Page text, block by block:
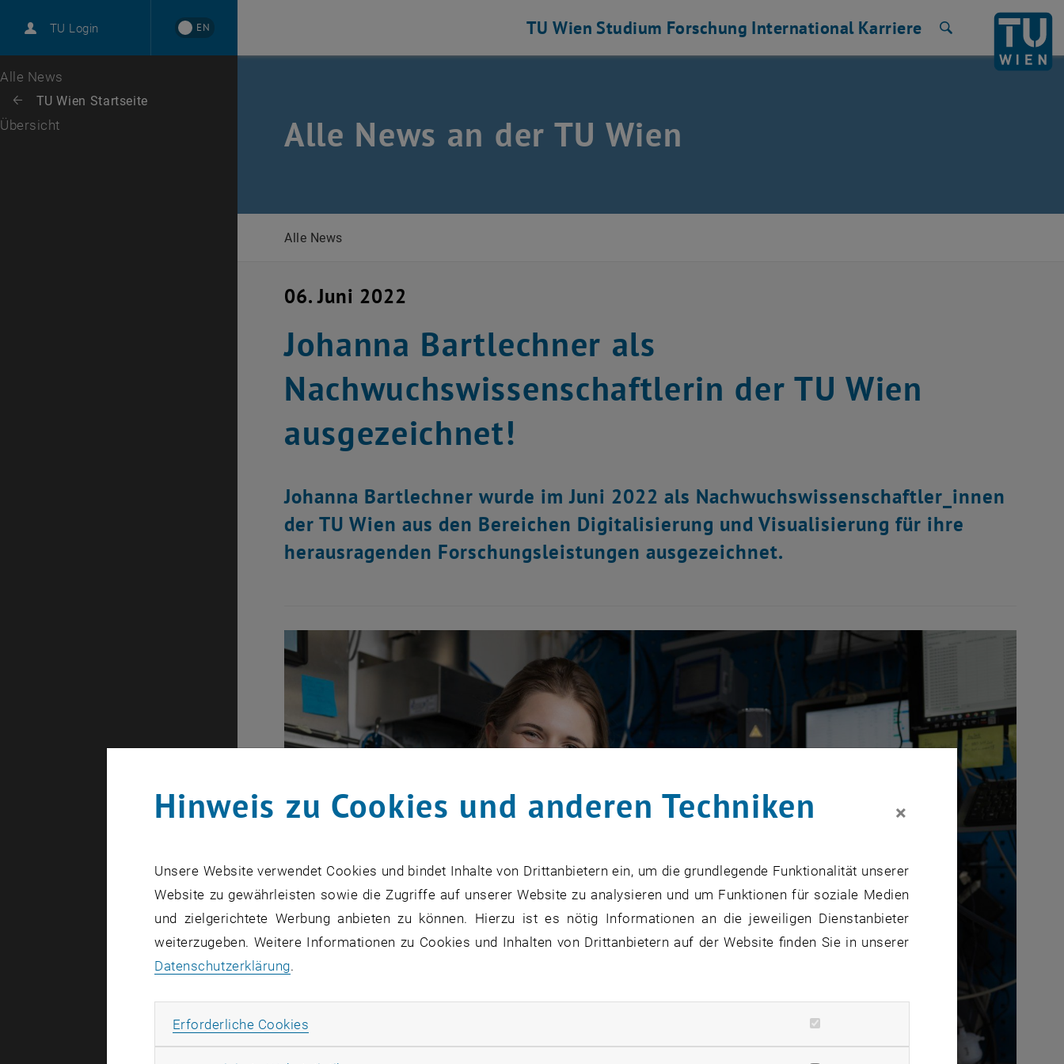
TU Login EN
Karriere
Zur 1. Menü Ebene
Alle News
Zurück: Subseiten von TU Wien Startseite auflisten
Zurück zur letzten Ebene:
TU Wien Startseite
Übersicht
TU Wien Studium Forschung International Karriere
Alle News an der TU Wien
Alle News
06. Juni 2022
Johanna Bartlechner als
Nachwuchswissenschaftlerin der TU Wien
ausgezeichnet!
Johanna Bartlechner wurde im Juni 2022 als Nachwuchswissenschaftler_innen
der TU Wien aus den Bereichen Digitalisierung und Visualisierung für ihre
herausragenden Forschungsleistungen ausgezeichnet.
Hinweis zu Cookies und anderen Techniken ×
Unsere Website verwendet Cookies und bindet Inhalte von Drittanbietern ein, um die grundlegende Funktionalität unserer
Website zu gewährleisten sowie die Zugriffe auf unserer Website zu analysieren und um Funktionen für soziale Medien
und zielgerichtete Werbung anbieten zu können. Hierzu ist es nötig Informationen an die jeweiligen Dienstanbieter
weiterzugeben. Weitere Informationen zu Cookies und Inhalten von Drittanbietern auf der Website finden Sie in unserer
Datenschutzerklärung.
Erforderliche Cookies